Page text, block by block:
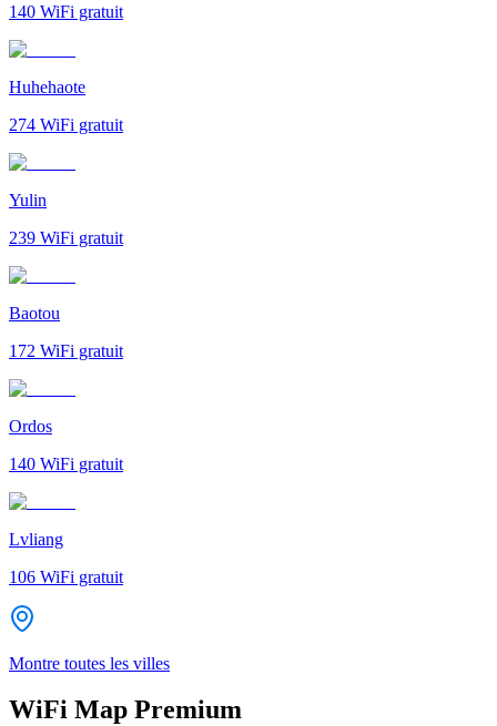
140 WiFi gratuit
Huhehaote
274 WiFi gratuit
Yulin
239 WiFi gratuit
Baotou
172 WiFi gratuit
Ordos
140 WiFi gratuit
Lvliang
106 WiFi gratuit
Montre toutes les villes
WiFi Map Premium